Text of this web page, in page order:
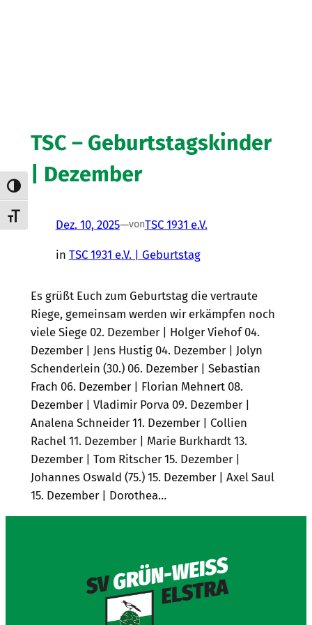
Umschalten auf hohe Kontraste
Schrift vergrößern
TSC – Geburtstagskinder
| Dezember
Dez. 10, 2025—vonTSC 1931 e.V.
in TSC 1931 e.V. | Geburtstag
Es grüßt Euch zum Geburtstag die vertraute
Riege, gemeinsam werden wir erkämpfen noch
viele Siege 02. Dezember | Holger Viehof 04.
Dezember | Jens Hustig 04. Dezember | Jolyn
Schenderlein (30.) 06. Dezember | Sebastian
Frach 06. Dezember | Florian Mehnert 08.
Dezember | Vladimir Porva 09. Dezember |
Analena Schneider 11. Dezember | Collien
Rachel 11. Dezember | Marie Burkhardt 13.
Dezember | Tom Ritscher 15. Dezember |
Johannes Oswald (75.) 15. Dezember | Axel Saul
15. Dezember | Dorothea…